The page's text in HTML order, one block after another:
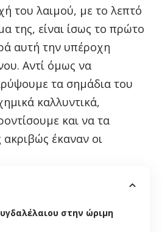
του λαιμού, με το λεπτό
της, είναι ίσως το πρώτο
αυτή την υπέροχη
Αντί όμως να
τα σημάδια του
καλλυντικά,
και να τα
έκαναν οι
στην ώριμη